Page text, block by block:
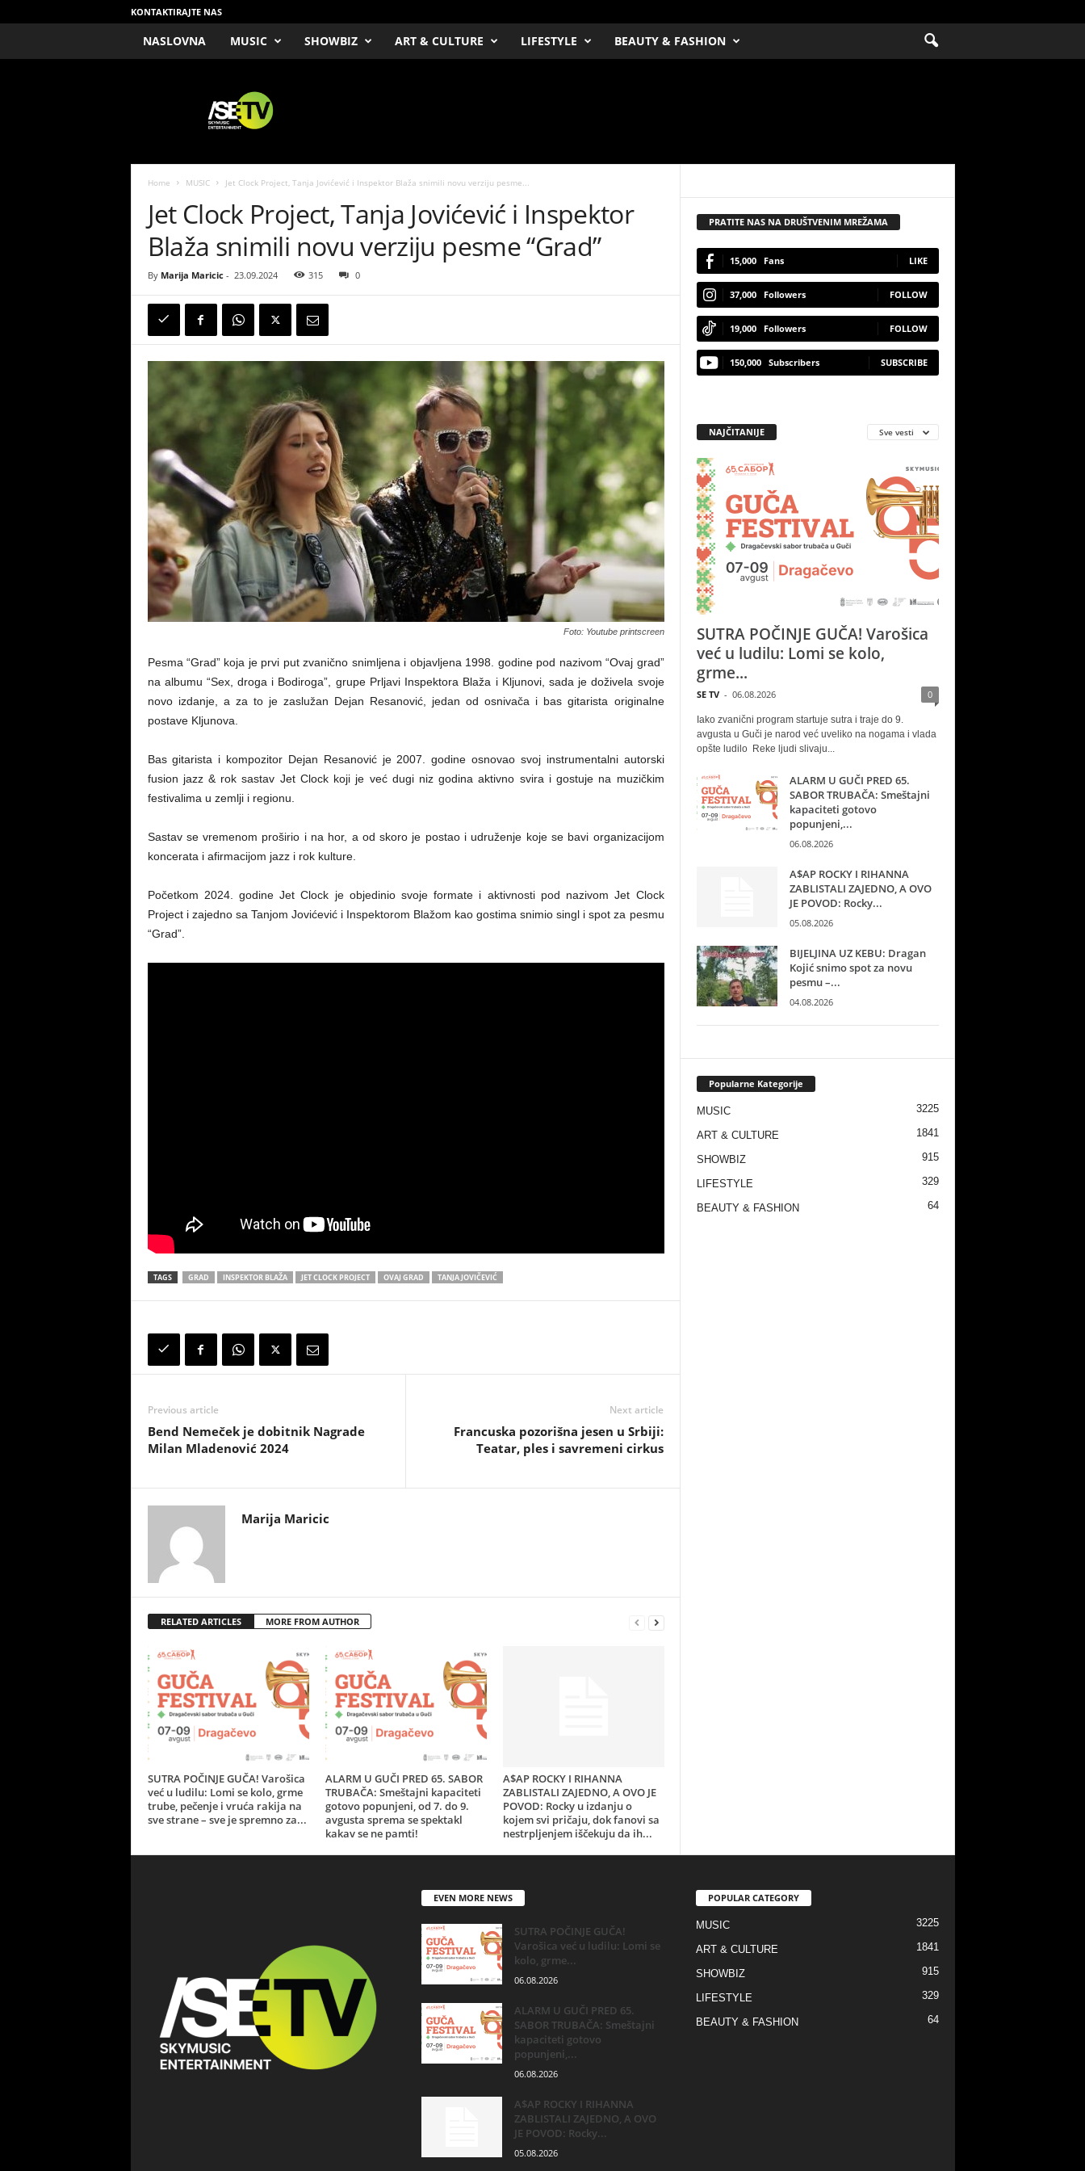
KONTAKTIRAJTE NAS
NASLOVNA MUSIC SHOWBIZ ART & CULTURE LIFESTYLE BEAUTY & FASHION
Home MUSIC Jet Clock Project, Tanja Jovićević i Inspektor Blaža snimili novu verziju pesme...
Jet Clock Project, Tanja Jovićević i Inspektor
Blaža snimili novu verziju pesme “Grad”
By Marija Maricic- 23.09.2024 315 0
Foto: Youtube printscreen
Pesma “Grad” koja je prvi put zvanično snimljena i objavljena 1998. godine pod nazivom “Ovaj grad”
na albumu “Sex, droga i Bodiroga”, grupe Prljavi Inspektora Blaža i Kljunovi, sada je doživela svoje
novo izdanje, a za to je zaslužan Dejan Resanović, jedan od osnivača i bas gitarista originalne
postave Kljunova.
Bas gitarista i kompozitor Dejan Resanović je 2007. godine osnovao svoj instrumentalni autorski
fusion jazz & rok sastav Jet Clock koji je već dugi niz godina aktivno svira i gostuje na muzičkim
festivalima u zemlji i regionu.
Sastav se vremenom proširio i na hor, a od skoro je postao i udruženje koje se bavi organizacijom
koncerata i afirmacijom jazz i rok kulture.
Početkom 2024. godine Jet Clock je objedinio svoje formate i aktivnosti pod nazivom Jet Clock
Project i zajedno sa Tanjom Jovićević i Inspektorom Blažom kao gostima snimio singl i spot za pesmu
“Grad”.
TAGS GRAD INSPEKTOR BLAŽA JET CLOCK PROJECT OVAJ GRAD TANJA JOVIČEVIĆ
Previous article
Bend Nemeček je dobitnik Nagrade
Milan Mladenović 2024
Next article
Francuska pozorišna jesen u Srbiji:
Teatar, ples i savremeni cirkus
Marija Maricic
RELATED ARTICLES MORE FROM AUTHOR
SUTRA POČINJE GUČA! Varošica
već u ludilu: Lomi se kolo, grme
trube, pečenje i vruća rakija na
sve strane – sve je spremno za...
ALARM U GUČI PRED 65. SABOR
TRUBAČA: Smeštajni kapaciteti
gotovo popunjeni, od 7. do 9.
avgusta sprema se spektakl
kakav se ne pamti!
A$AP ROCKY I RIHANNA
ZABLISTALI ZAJEDNO, A OVO JE
POVOD: Rocky u izdanju o
kojem svi pričaju, dok fanovi sa
nestrpljenjem iščekuju da ih...
PRATITE NAS NA DRUŠTVENIM MREŽAMA
15,000 Fans LIKE
37,000 Followers FOLLOW
19,000 Followers FOLLOW
150,000 Subscribers SUBSCRIBE
NAJČITANIJE Sve vesti
SUTRA POČINJE GUČA! Varošica
već u ludilu: Lomi se kolo,
grme...
SE TV - 06.08.2026 0
Iako zvanični program startuje sutra i traje do 9.
avgusta u Guči je narod već uveliko na nogama i vlada
opšte ludilo Reke ljudi slivaju...
ALARM U GUČI PRED 65.
SABOR TRUBAČA: Smeštajni
kapaciteti gotovo
popunjeni,...
06.08.2026
A$AP ROCKY I RIHANNA
ZABLISTALI ZAJEDNO, A OVO
JE POVOD: Rocky...
05.08.2026
BIJELJINA UZ KEBU: Dragan
Kojić snimo spot za novu
pesmu –...
04.08.2026
Popularne Kategorije
MUSIC 3225
ART & CULTURE 1841
SHOWBIZ 915
LIFESTYLE 329
BEAUTY & FASHION 64
EVEN MORE NEWS
SUTRA POČINJE GUČA!
Varošica već u ludilu: Lomi se
kolo, grme...
06.08.2026
ALARM U GUČI PRED 65.
SABOR TRUBAČA: Smeštajni
kapaciteti gotovo
popunjeni,...
06.08.2026
A$AP ROCKY I RIHANNA
ZABLISTALI ZAJEDNO, A OVO
JE POVOD: Rocky...
05.08.2026
POPULAR CATEGORY
MUSIC 3225
ART & CULTURE 1841
SHOWBIZ 915
LIFESTYLE 329
BEAUTY & FASHION 64